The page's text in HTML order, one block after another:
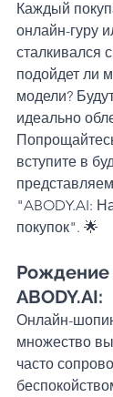
Каждый
онлайн-гуру
сталкивался
подойдет ли
модели?
идеально
вступите в
"ABODY.AI:
покупок". 🌟
Рождение
ABODY.AI:
Онлайн-
множество
часто